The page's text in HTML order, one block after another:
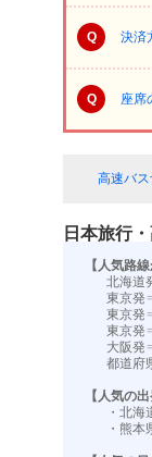
Q 決済
Q 座席
高速バ
日本旅行
【人気路
北海道
東京発
東京発
東京発
大阪発
都道府
【人気の
・北海
・熊本